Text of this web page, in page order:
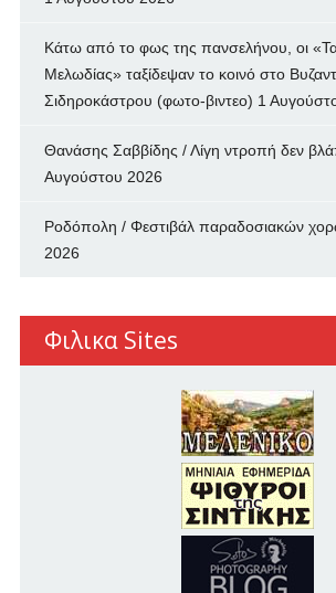
Κάτω από το φως της πανσελήνου, οι
Μελωδίας» ταξίδεψαν το κοινό στο
Σιδηροκάστρου (φωτο-βιντεο) 1
Θανάσης Σαββίδης / Λίγη ντροπή δεν
Αυγούστου 2026
Ροδόπολη / Φεστιβάλ παραδοσιακών
2026
Φιλικα Sites